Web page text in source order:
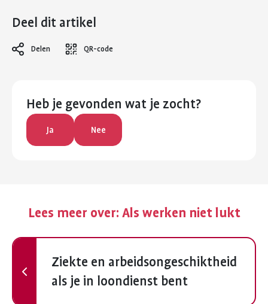
Deel dit artikel
Delen QR-code
Heb je gevonden wat je zocht?
Ja Nee
Lees meer over: Als werken niet lukt
Vorige
Ziekte en arbeidsongeschiktheid
als je in loondienst bent